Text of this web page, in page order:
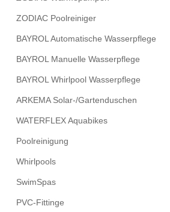
ZODIAC Poolreiniger
BAYROL Automatische Wasserpflege
BAYROL Manuelle Wasserpflege
BAYROL Whirlpool Wasserpflege
ARKEMA Solar-/Gartenduschen
WATERFLEX Aquabikes
Poolreinigung
Whirlpools
SwimSpas
PVC-Fittinge